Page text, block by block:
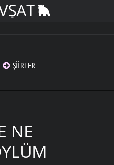
ŞIIRLER
NE